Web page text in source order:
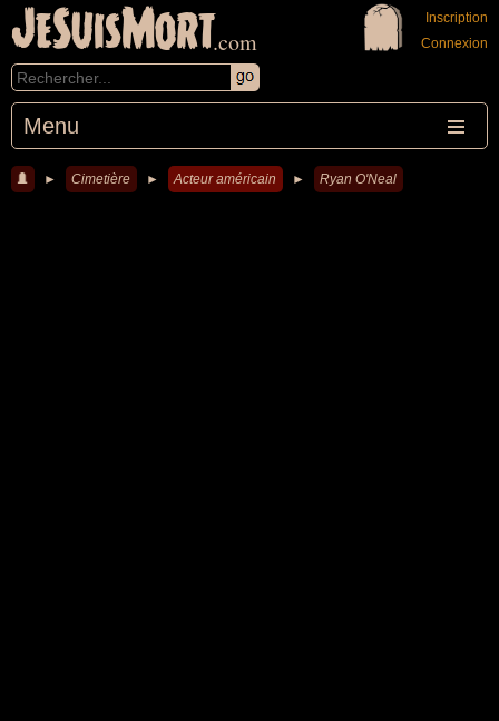
JeSuisMort.com
Menu
Inscription
Connexion
► Cimetière ► Acteur américain ► Ryan O'Neal